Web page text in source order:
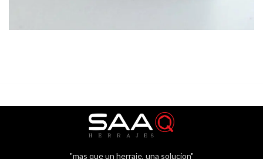
"mas que un herraje, una solucion"